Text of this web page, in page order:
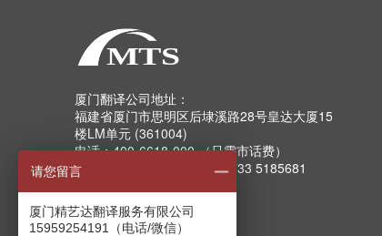
厦门翻译公司地址：
福建省厦门市思明区后埭溪路28号皇达大厦15
楼LM单元 (361004)
电话：400-6618-000 （只需市话费）
电话：0592-5185157 5185733 5185681
传真：0592-5185755
Email：info@mts.cn
请您留言
厦门精艺达翻译服务有限公司
15959254191（电话/微信）